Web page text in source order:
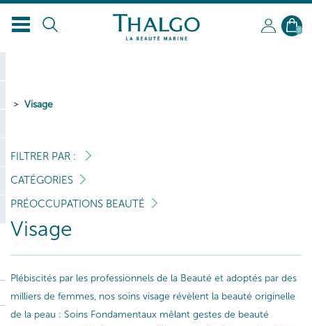
0
Visage
FILTRER PAR :
CATÉGORIES
PRÉOCCUPATIONS BEAUTÉ
Visage
Plébiscités par les professionnels de la Beauté et adoptés par des
milliers de femmes, nos soins visage révèlent la beauté originelle
de la peau : Soins Fondamentaux mêlant gestes de beauté